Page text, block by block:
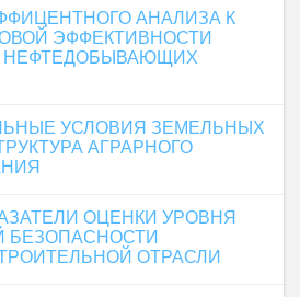
АНАЛИЗА К
ЭФФЕКТИВНОСТИ
НЕФТЕДОБЫВАЮЩИХ
УСЛОВИЯ ЗЕМЕЛЬНЫХ
АГРАРНОГО
ОЦЕНКИ УРОВНЯ
БЕЗОПАСНОСТИ
ОТРАСЛИ